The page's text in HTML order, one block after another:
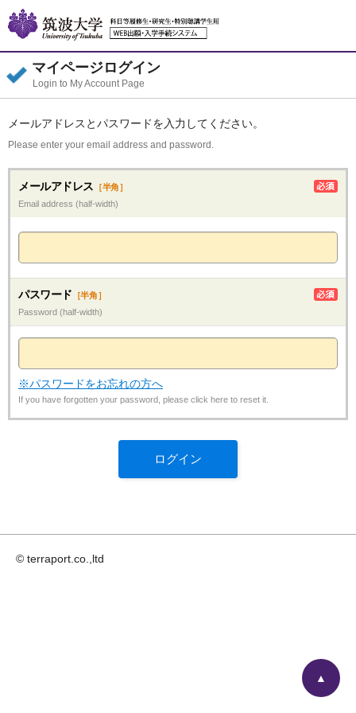
マイページログイン
Login to My Account Page
メールアドレスとパスワードを入力してください。
Please enter your email address and password.
メールアドレス ［半角］
Email address (half-width)
パスワード ［半角］
Password (half-width)
※パスワードをお忘れの方へ
If you have forgotten your password, please click here to reset it.
© terraport.co.,ltd
▲